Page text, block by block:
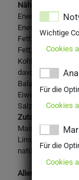
Nährwertangaben
Energie: 1551 kJ
Energie: 367 kcal
Fett: 2,6 g
Fett, davon
Kohlenhydrate: 62 g
davon Zucker: 1,5
Balaststoffe: 11 g
Eiweiß: 18,4 g
Salz: 0,28 g
Zutaten:
Mais* 49%,
Linsen*,
natürliches
Allergene &
Wichtige
Cookies
Für die
Cookies
Für die
Cookies